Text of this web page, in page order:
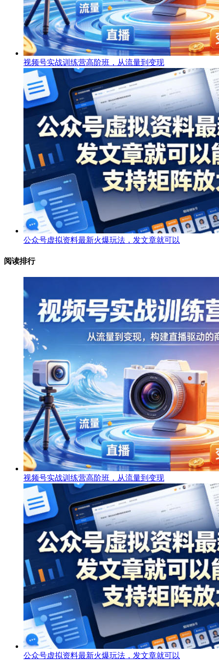
视频号实战训练营高阶班，从流量到变现
公众号虚拟资料最新火爆玩法，发文章就可以
阅读排行
视频号实战训练营高阶班，从流量到变现
公众号虚拟资料最新火爆玩法，发文章就可以